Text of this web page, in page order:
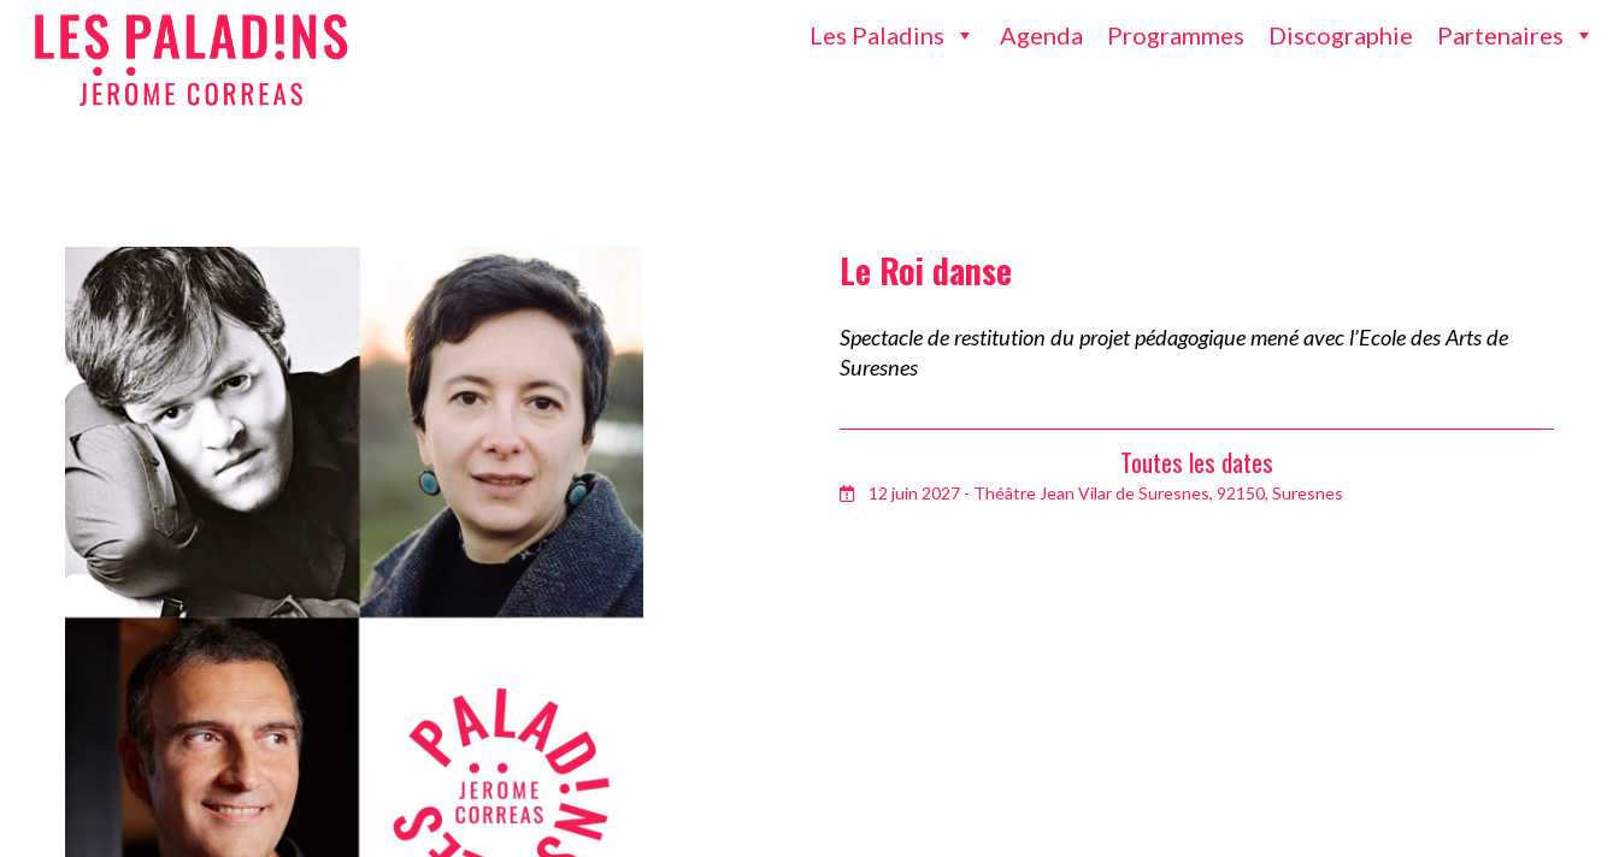
Les Paladins Agenda Programmes Discographie Partenaires
Le Roi danse
Spectacle de restitution du projet pédagogique mené avec l’Ecole des Arts de
Suresnes
Toutes les dates
12 juin 2027 - Théâtre Jean Vilar de Suresnes, 92150, Suresnes